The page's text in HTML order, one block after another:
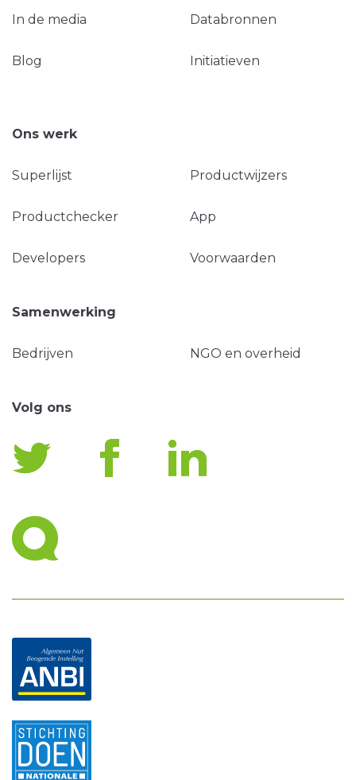
In de media Databronnen
Blog Initiatieven
Ons werk
Superlijst Productwijzers
Productchecker App
Developers Voorwaarden
Samenwerking
Bedrijven NGO en overheid
Volg ons